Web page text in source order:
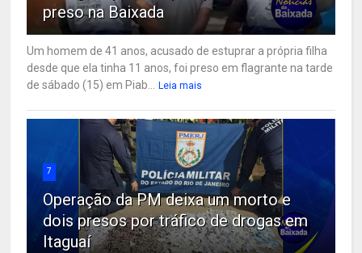
preso na Baixada
Um homem de 41 anos, acusado de estuprar a própria filha
desde que ela tinha 11 anos, foi preso em flagrante na tarde
de sábado (15) em Piab... Leia mais
7
Operação da PM deixa um morto e
dois presos por tráfico de drogas em
Itaguaí